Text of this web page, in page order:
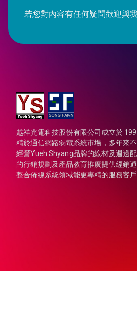
若您對內容有任何疑問歡迎與
越祥光電科技股份有限公司成立於
精於通信網路弱電系統市場，多年來
經營Yueh Shyang品牌的線材及週邊
的行銷規劃及產品教育推廣提供經銷
整合佈線系統領域能更專精的服務客戶